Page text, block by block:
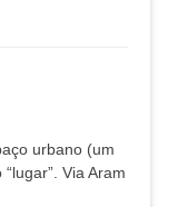
urbano (um
Via Aram